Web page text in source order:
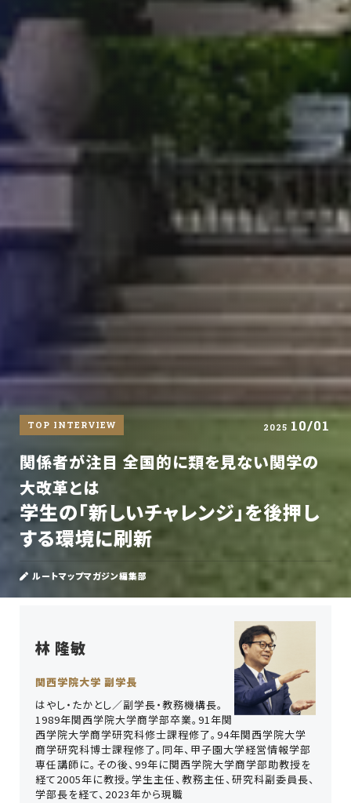
TOP INTERVIEW 2025 10/01
関係者が注目 全国的に類を見ない関学の
大改革とは
学生の「新しいチャレンジ」を後押し
する環境に刷新
ルートマップマガジン編集部
林 隆敏
関西学院大学 副学長
はやし・たかとし／副学長・教務機構長。
1989年関西学院大学商学部卒業。91年関
西学院大学商学研究科修士課程修了。94年関西学院大学
商学研究科博士課程修了。同年、甲子園大学経営情報学部
専任講師に。その後、99年に関西学院大学商学部助教授を
経て2005年に教授。学生主任、教務主任、研究科副委員長、
学部長を経て、2023年から現職